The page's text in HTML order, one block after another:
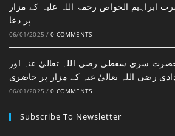
ابراہیم الخواص رحمۃ اللہ علیہ کے مزار
پر دعا
06/01/2025 / 0 COMMENTS
سری سقطی رضی اللہ تعالیٰ عنہ اور
رضی اللہ تعالیٰ عنہ کے مزار پر حاضری
06/01/2025 / 0 COMMENTS
Subscribe To Newsletter